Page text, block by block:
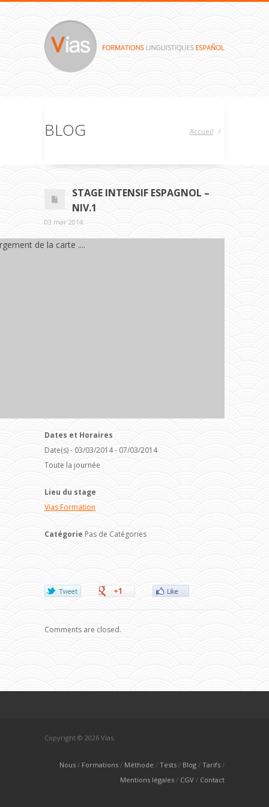
BLOG Accueil /
STAGE INTENSIF ESPAGNOL –
NIV.1
03 mar 2014
de la carte ....
Dates et Horaires
Date(s) - 03/03/2014 - 07/03/2014
Toute la journée
Lieu du stage
Vias Formation
Catégorie Pas de Catégories
Comments are closed.
Copyright © 2026 Vias.
Nous Formations Méthode Tests Blog
Tarifs
Mentions légales
CGV Contact